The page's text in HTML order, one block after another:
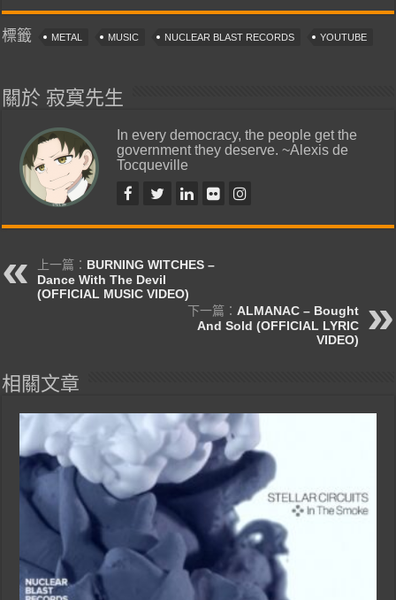
標籤 METAL MUSIC NUCLEAR BLAST RECORDS YOUTUBE
關於 寂寞先生
In every democracy, the people get the
government they deserve. ~Alexis de
Tocqueville
上一篇： BURNING WITCHES –
Dance With The Devil
(OFFICIAL MUSIC VIDEO)
下一篇： ALMANAC – Bought
And Sold (OFFICIAL LYRIC
VIDEO)
相關文章